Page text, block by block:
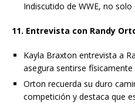
Indiscutido de WWE, no solo
11. Entrevista con Randy
Kayla Braxton entrevista a
asegura sentirse
Orton recuerda su duro
competición y destaca que